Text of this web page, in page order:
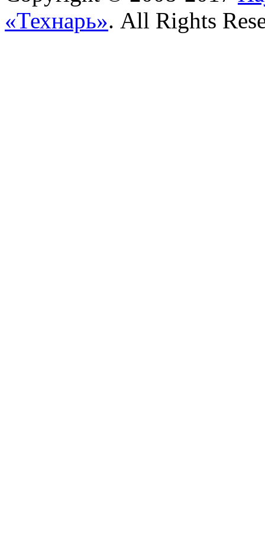
«Технарь». All Rights